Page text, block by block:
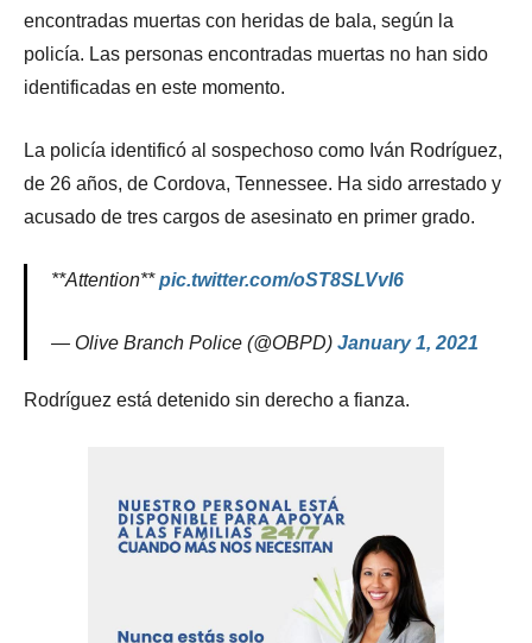
encontradas muertas con heridas de bala, según la
policía. Las personas encontradas muertas no han sido
identificadas en este momento.
La policía identificó al sospechoso como Iván Rodríguez,
de 26 años, de Cordova, Tennessee. Ha sido arrestado y
acusado de tres cargos de asesinato en primer grado.
**Attention**pic.twitter.com/oST8SLVvI6
— Olive Branch Police (@OBPD) January 1, 2021
Rodríguez está detenido sin derecho a fianza.